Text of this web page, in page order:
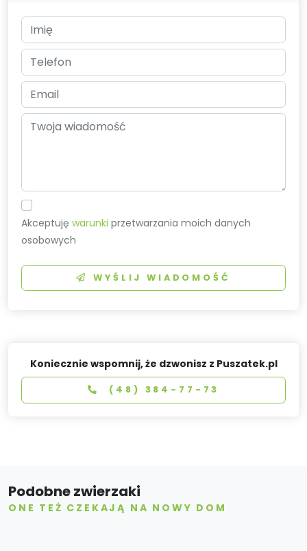
Akceptujęwarunki przetwarzania moich danych
osobowych
WYŚLIJ WIADOMOŚĆ
Koniecznie wspomnij, że dzwonisz z Puszatek.pl
(48) 384-77-73
Podobne zwierzaki
ONE TEŻ CZEKAJĄ NA NOWY DOM